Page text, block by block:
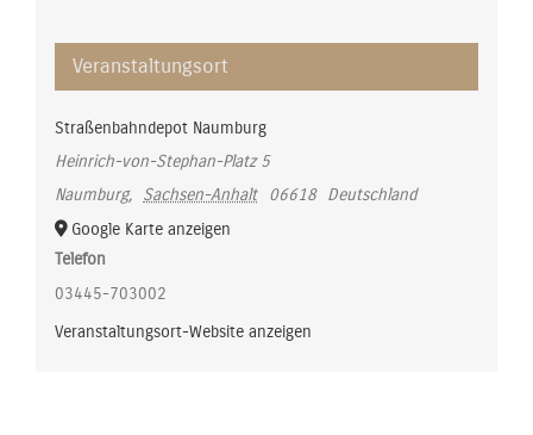
Veranstaltungsort
Straßenbahndepot Naumburg
Heinrich-von-Stephan-Platz 5
Naumburg, Sachsen-Anhalt 06618
Deutschland
Google Karte anzeigen
Telefon
03445-703002
Veranstaltungsort-Website anzeigen